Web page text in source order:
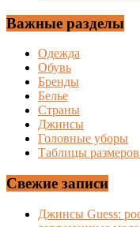
Важные разделы
Одежда
Обувь
Бренды
Белье
Страны
Джинсы
Головные уборы
Таблицы размеров
Свежие записи
Джинсы Guess: